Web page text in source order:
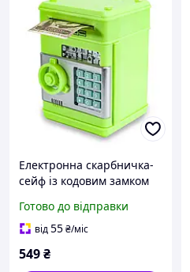
Електронна скарбничка-
сейф із кодовим замком
Готово до відправки
від55₴/міс
549₴